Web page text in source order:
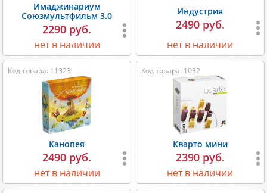
Имаджинариум
Союзмультфильм 3.0
2290 руб.
нет в наличии
Индустрия
2490 руб.
нет в наличии
Код товара: 11323
Канопея
2490 руб.
нет в наличии
Код товара: 1032
Кварто мини
2390 руб.
нет в наличии